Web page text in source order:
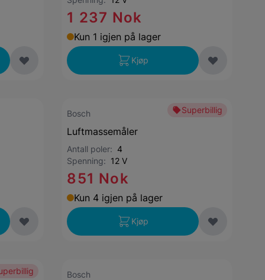
1 237 Nok
Kun 1 igjen på lager
Kjøp
Superbillig
Bosch
Luftmassemåler
Antall poler: 4
Spenning: 12 V
851 Nok
Kun 4 igjen på lager
Kjøp
Bosch